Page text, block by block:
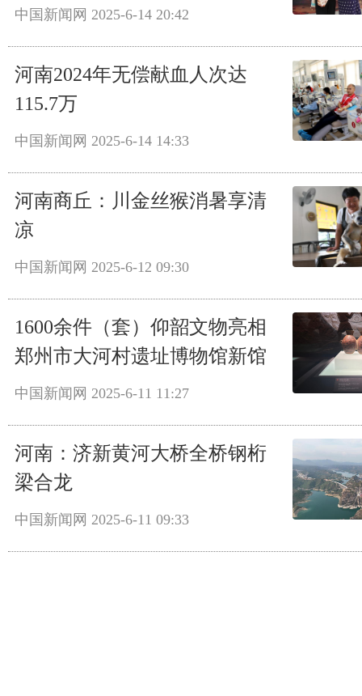
中国新闻网 2025-6-14 20:42
河南2024年无偿献血人次达
115.7万
中国新闻网 2025-6-14 14:33
河南商丘：川金丝猴消暑享清
凉
中国新闻网 2025-6-12 09:30
1600余件（套）仰韶文物亮相
郑州市大河村遗址博物馆新馆
中国新闻网 2025-6-11 11:27
河南：济新黄河大桥全桥钢桁
梁合龙
中国新闻网 2025-6-11 09:33